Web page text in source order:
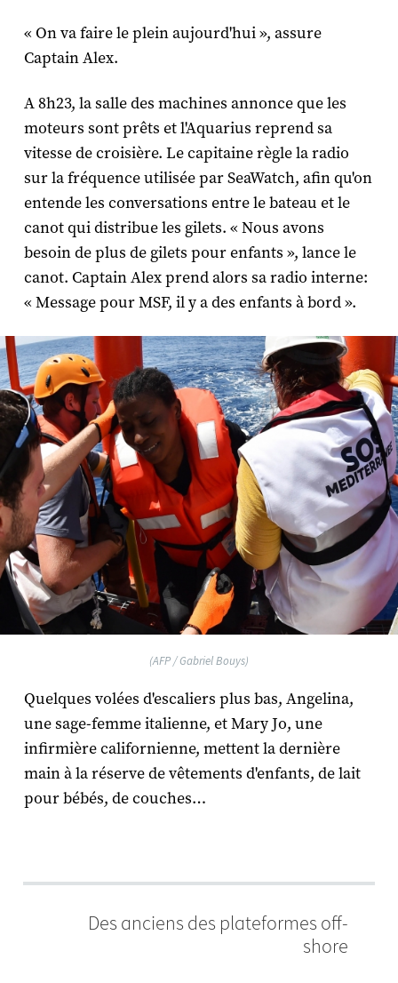
« On va faire le plein aujourd'hui », assure
Captain Alex.
A 8h23, la salle des machines annonce que les
moteurs sont prêts et l'Aquarius reprend sa
vitesse de croisière. Le capitaine règle la radio
sur la fréquence utilisée parSeaWatch, afin qu'on
entende les conversations entre le bateau et le
canot qui distribue les gilets. « Nous avons
besoin de plus de gilets pour enfants », lance le
canot. Captain Alexprend alors sa radio interne:
« Message pour MSF, il y a des enfants à bord ».
(AFP / Gabriel Bouys)
Quelques volées d'escaliers plus bas, Angelina,
une sage-femme italienne, et Mary Jo, une
infirmière californienne, mettent la dernière
main à la réserve de vêtements d'enfants, de lait
pour bébés, de couches…
Des anciens des plateformes off-
shore